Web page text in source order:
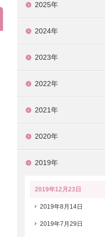
2025年
2024年
2023年
2022年
2021年
2020年
2019年
2019年12月23日
2019年8月14日
2019年7月29日